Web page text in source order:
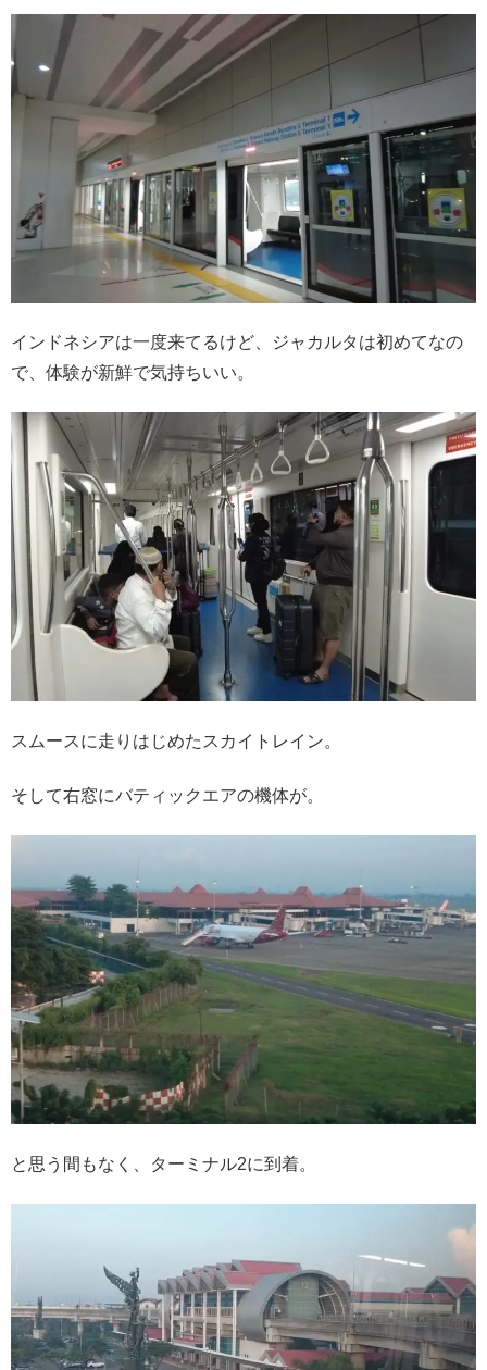
インドネシアは一度来てるけど、ジャカルタは初めてなの
で、体験が新鮮で気持ちいい。
スムースに走りはじめたスカイトレイン。
そして右窓にバティックエアの機体が。
と思う間もなく、ターミナル2に到着。